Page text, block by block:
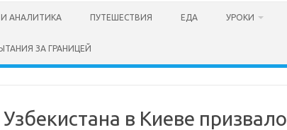
АНАЛИТИКА ПУТЕШЕСТВИЯ ЕДА УРОКИ
ЗА ГРАНИЦЕЙ
в Киеве призвало